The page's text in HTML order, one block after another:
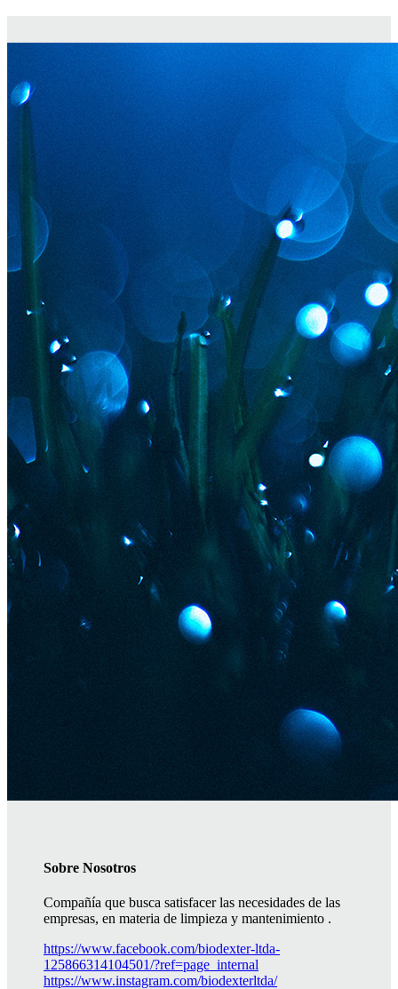
Sobre Nosotros
Compañía que busca satisfacer las necesidades de las
empresas, en materia de limpieza y mantenimiento .
https://www.facebook.com/biodexter-ltda-
125866314104501/?ref=page_internal
https://www.instagram.com/biodexterltda/